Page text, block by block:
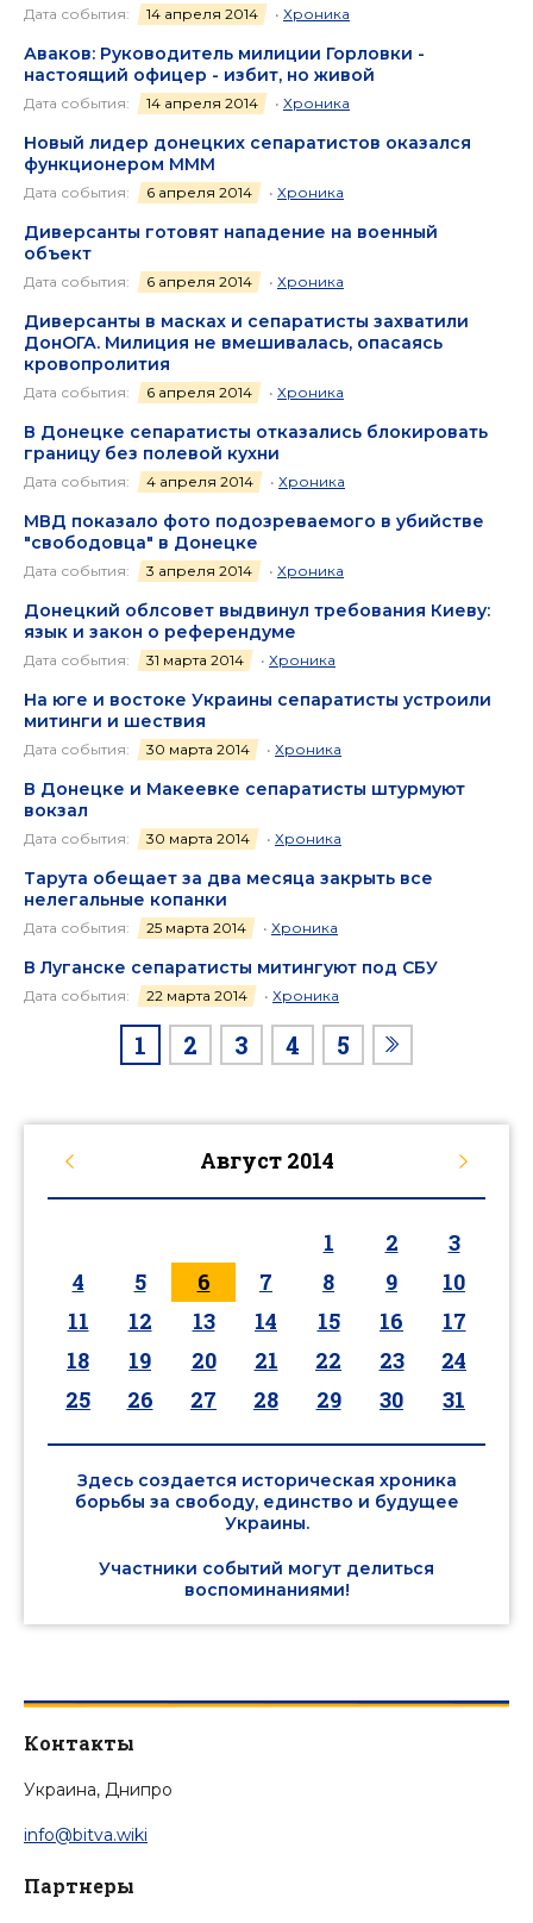
Дата события: 14 апреля 2014 • Хроника
Аваков: Руководитель милиции Горловки -
настоящий офицер - избит, но живой
Дата события: 14 апреля 2014 • Хроника
Новый лидер донецких сепаратистов оказался
функционером МММ
Дата события: 6 апреля 2014 • Хроника
Диверсанты готовят нападение на военный
объект
Дата события: 6 апреля 2014 • Хроника
Диверсанты в масках и сепаратисты захватили
ДонОГА. Милиция не вмешивалась, опасаясь
кровопролития
Дата события: 6 апреля 2014 • Хроника
В Донецке сепаратисты отказались блокировать
границу без полевой кухни
Дата события: 4 апреля 2014 • Хроника
МВД показало фото подозреваемого в убийстве
"свободовца" в Донецке
Дата события: 3 апреля 2014 • Хроника
Донецкий облсовет выдвинул требования Киеву:
язык и закон о референдуме
Дата события: 31 марта 2014 • Хроника
На юге и востоке Украины сепаратисты устроили
митинги и шествия
Дата события: 30 марта 2014 • Хроника
В Донецке и Макеевке сепаратисты штурмуют
вокзал
Дата события: 30 марта 2014 • Хроника
Тарута обещает за два месяца закрыть все
нелегальные копанки
Дата события: 25 марта 2014 • Хроника
В Луганске сепаратисты митингуют под СБУ
Дата события: 22 марта 2014 • Хроника
1 2 3 4 5
Август 2014
1 2
3
4
5 6 7 8 9
10
11
12 13 14 15 16
17
18
19 20 21 22 23
24
25
26 27 28 29 30 31
Здесь создается историческая хроника
борьбы за свободу, единство и будущее
Украины.
Участники событий могут делиться
воспоминаниями!
Контакты
Украина, Днипро
info@bitva.wiki
Партнеры